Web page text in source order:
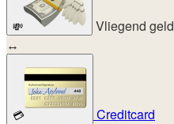
💸
Vliegend geld
↔
💳
Creditcard